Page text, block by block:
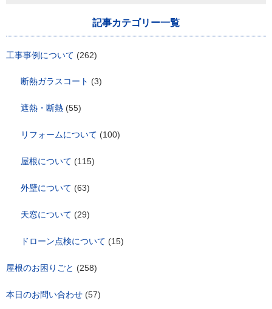
記事カテゴリー一覧
工事事例について (262)
断熱ガラスコート (3)
遮熱・断熱 (55)
リフォームについて (100)
屋根について (115)
外壁について (63)
天窓について (29)
ドローン点検について (15)
屋根のお困りごと (258)
本日のお問い合わせ (57)